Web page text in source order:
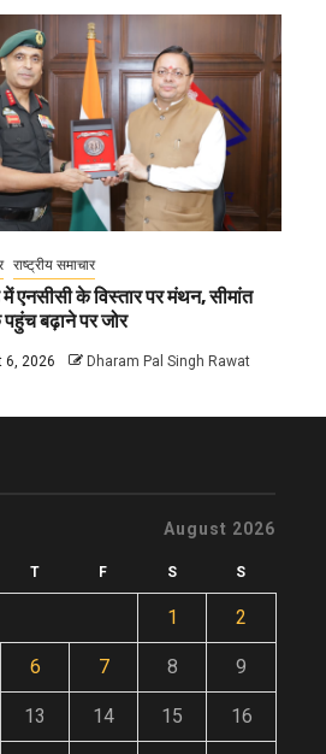
राष्ट्रीय समाचार
एनसीसी के विस्तार पर मंथन, सीमांत
पहुंच बढ़ाने पर जोर
6, 2026 Dharam Pal Singh Rawat
August 2026
T F S S
1 2
6 7 8 9
13 14 15 16